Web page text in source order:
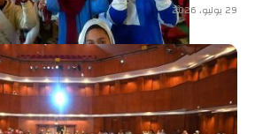
29 يوليو، 2026